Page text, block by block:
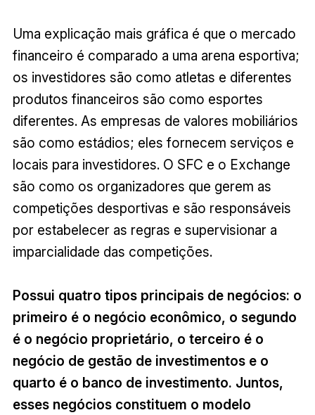
Uma explicação mais gráfica é que o mercado
financeiro é comparado a uma arena esportiva;
os investidores são como atletas e diferentes
produtos financeiros são como esportes
diferentes. As empresas de valores mobiliários
são como estádios; eles fornecem serviços e
locais para investidores. O SFC e o Exchange
são como os organizadores que gerem as
competições desportivas e são responsáveis ​​
por estabelecer as regras e supervisionar a
imparcialidade das competições.
Possui quatro tipos principais de negócios: o
primeiro é o negócio econômico, o segundo
é o negócio proprietário, o terceiro é o
negócio de gestão de investimentos e o
quarto é o banco de investimento. Juntos,
esses negócios constituem o modelo